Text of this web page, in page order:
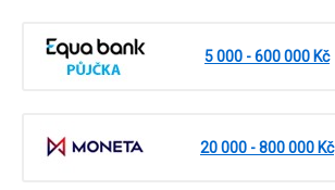
5 000 - 600 000 Kč
20 000 - 800 000 Kč